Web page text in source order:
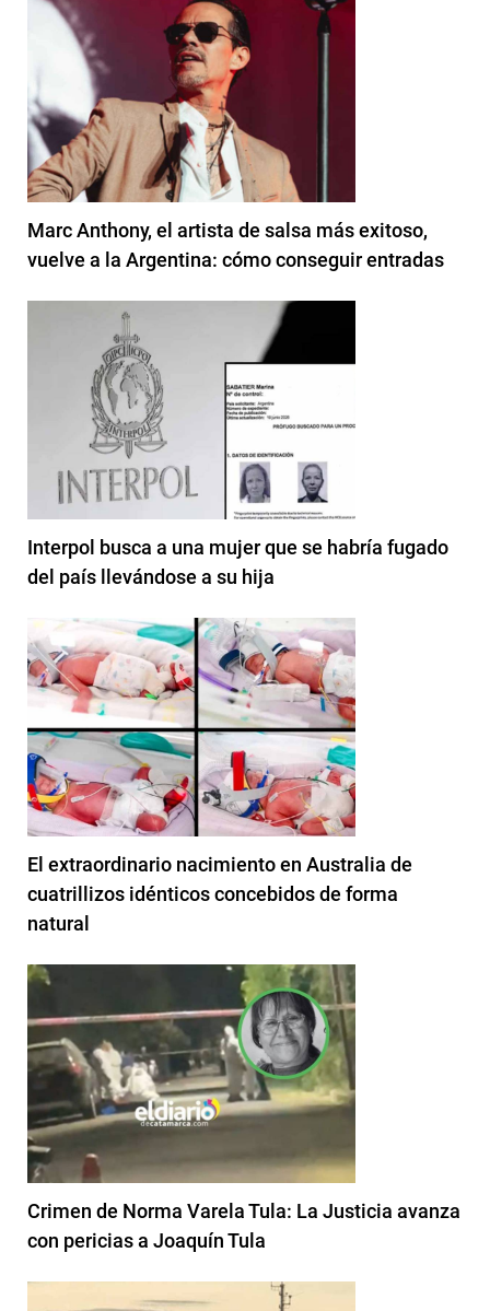
Marc Anthony, el artista de salsa más exitoso,
vuelve a la Argentina: cómo conseguir entradas
Interpol busca a una mujer que se habría fugado
del país llevándose a su hija
El extraordinario nacimiento en Australia de
cuatrillizos idénticos concebidos de forma
natural
Crimen de Norma Varela Tula: La Justicia avanza
con pericias a Joaquín Tula